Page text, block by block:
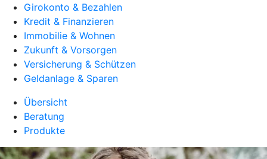
Girokonto & Bezahlen
Kredit & Finanzieren
Immobilie & Wohnen
Zukunft & Vorsorgen
Versicherung & Schützen
Geldanlage & Sparen
Übersicht
Beratung
Produkte